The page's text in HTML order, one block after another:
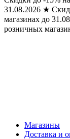
31.08.2026 ★
магазинах до
розничных
Магазины
Доставка и